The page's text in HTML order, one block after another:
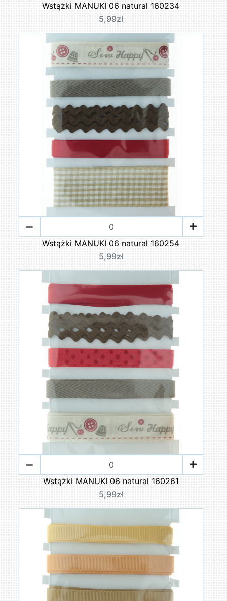
Wstążki MANUKI 06 natural 160234
5,99zł
Wstążki MANUKI 06 natural 160254
5,99zł
Wstążki MANUKI 06 natural 160261
5,99zł